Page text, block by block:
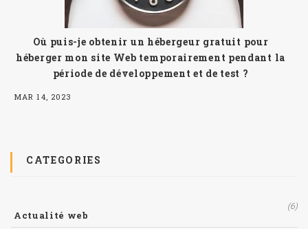
Où puis-je obtenir un hébergeur gratuit pour
héberger mon site Web temporairement pendant la
période de développement et de test ?
MAR 14, 2023
CATEGORIES
(6)
Actualité web